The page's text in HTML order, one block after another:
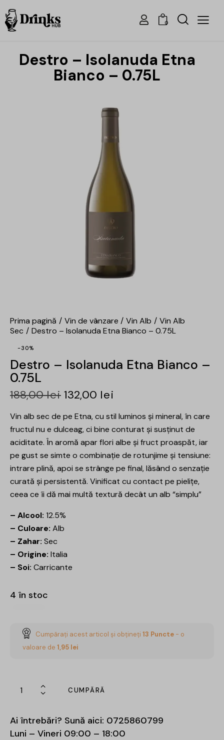
0
Destro – Isolanuda Etna
Bianco – 0.75L
Prima pagină Vin de vânzare Vin Alb
Vin Alb
Sec
Destro – Isolanuda Etna Bianco – 0.75L
-30%
Destro – Isolanuda Etna Bianco –
0.75L
188,00lei 132,00 lei
Vin alb sec de pe Etna, cu stil luminos și mineral, în care
fructul nu e dulceag, ci bine conturat și susținut de
aciditate. În aromă apar flori albe și fruct proaspăt, iar
pe gust se simte o combinație de rotunjime și tensiune:
intrare plină, apoi se strânge pe final, lăsând o senzație
curată și persistentă. Vinificat cu contact pe pielițe,
ceea ce îi dă mai multă textură decât un alb “simplu”
– Alcool: 12.5%
– Culoare: Alb
– Zahar: Sec
– Origine: Italia
– Soi: Carricante
4 în stoc
Cumpărați acest articol și obțineți 13 Puncte - o
valoare de 1,95 lei
CUMPĂRĂ
Ai întrebări? Sună aici: 0725860799
Luni – Vineri 09:00 – 18:00